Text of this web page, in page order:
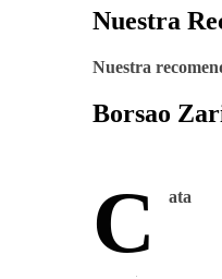
Nuestra
Nuestra
Borsao
C ata